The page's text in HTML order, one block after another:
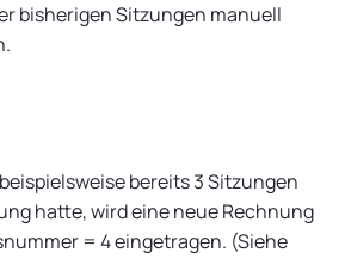
bisherigen Sitzungen manuell
bereits 3 Sitzungen
hatte, wird eine neue Rechnung
= 4 eingetragen. (Siehe